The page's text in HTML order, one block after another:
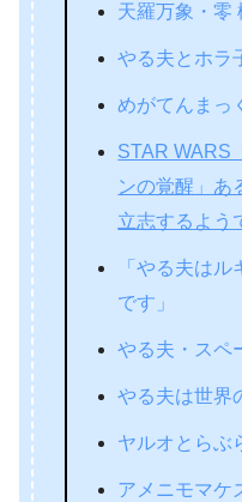
天羅万象・零
やる夫とホラ
めがてんま
STAR
ンの覚醒」あ
立志するよう
「やる夫は
です」
やる夫・スペ
やる夫は世界
ヤルオとらぶ
アメニモマケ